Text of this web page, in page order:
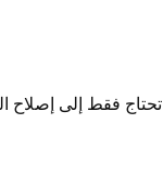
فقط إلى إصلاح